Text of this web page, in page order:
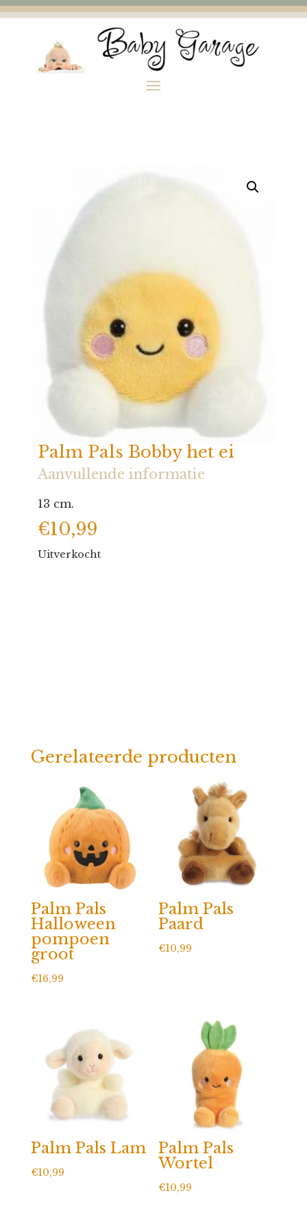
Palm Pals Bobby het ei
Aanvullende informatie
13 cm.
€10,99
Uitverkocht
Gerelateerde producten
Palm Pals
Halloween
pompoen
groot
€16,99
Palm Pals
Paard
€10,99
Palm Pals Lam
€10,99
Palm Pals
Wortel
€10,99